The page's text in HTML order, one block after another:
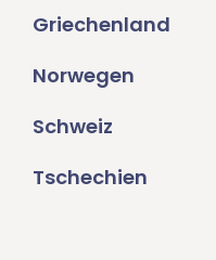
Griechenland
Norwegen
Schweiz
Tschechien